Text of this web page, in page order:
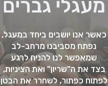
מעגלי גברים
כאשר אנו יושבים ביחד במעגל,
נפתח מסביבנו מרחב-לב
שמאפשר לנו להניח לרגע
בצד את ה"שריון" ואת הציניות,
לפתוח כפתור, לשחרר את הבטן